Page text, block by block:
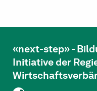
«next-step» -
Initiative der